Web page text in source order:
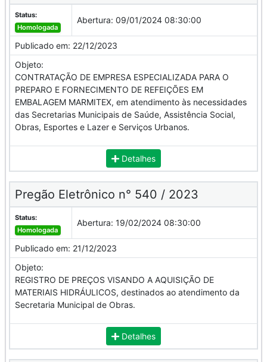
Status:
Homologada
Abertura: 09/01/2024 08:30:00
Publicado em: 22/12/2023
Objeto:
CONTRATAÇÃO DE EMPRESA ESPECIALIZADA PARA O
PREPARO E FORNECIMENTO DE REFEIÇÕES EM
EMBALAGEM MARMITEX, em atendimento às necessidades
das Secretarias Municipais de Saúde, Assistência Social,
Obras, Esportes e Lazer e Serviços Urbanos.
Detalhes
Pregão Eletrônico n° 540 / 2023
Status:
Homologada
Abertura: 19/02/2024 08:30:00
Publicado em: 21/12/2023
Objeto:
REGISTRO DE PREÇOS VISANDO A AQUISIÇÃO DE
MATERIAIS HIDRÁULICOS, destinados ao atendimento da
Secretaria Municipal de Obras.
Detalhes